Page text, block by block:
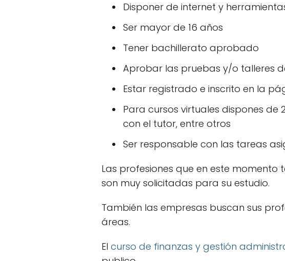
Disponer de internet y
Ser mayor de 16 años
Tener bachillerato aprobado
Aprobar las pruebas y/o talleres
Estar registrado e inscrito en la
Para cursos virtuales dispones
con el tutor, entre otros
Ser responsable con las tareas
Las profesiones que en este
son muy solicitadas para su estudio.
También las empresas buscan sus
áreas.
El curso de finanzas y gestión